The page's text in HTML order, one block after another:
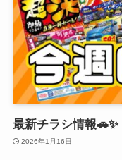
最新チラシ情報🚗✨
2026年1月16日